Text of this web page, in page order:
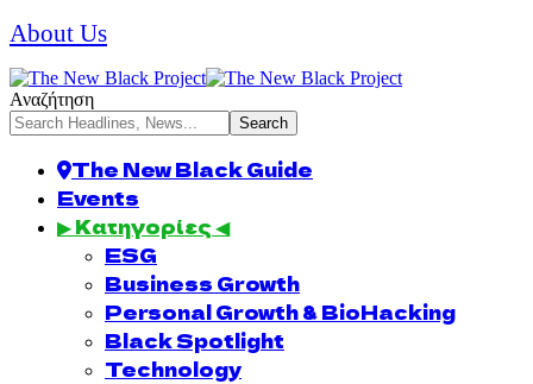
About Us
Αναζήτηση
The New Black Guide
Events
▶ Κατηγορίες ◀
ESG
Business Growth
Personal Growth & BioHacking
Black Spotlight
Technology